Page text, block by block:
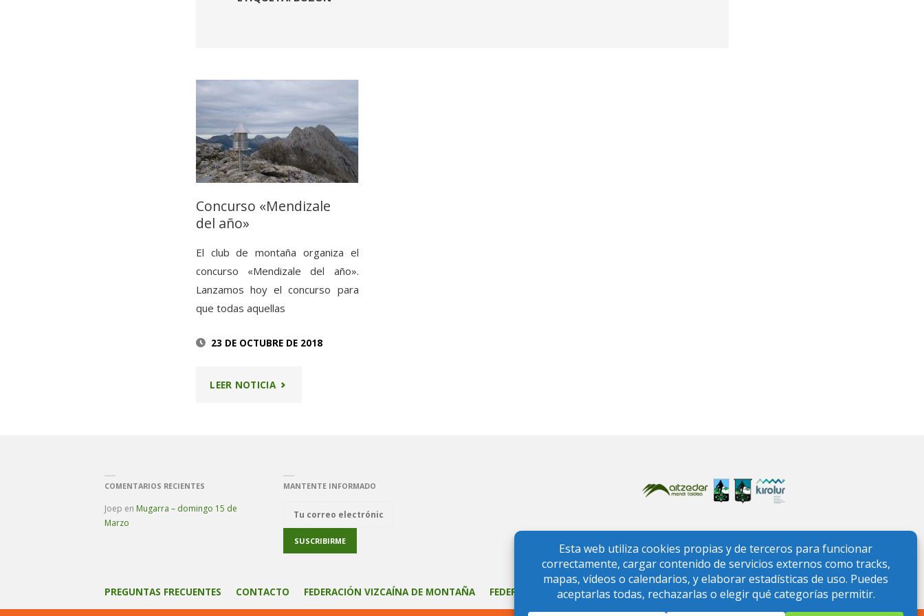
Concurso «Mendizale
del año»
El club de montaña organiza el
concurso «Mendizale del año».
Lanzamos hoy el concurso para
que todas aquellas
23 DE OCTUBRE DE 2018
LEER NOTICIA"CONCURSO
AÑO»"
COMENTARIOS RECIENTES
Joep en Mugarra – domingo 15 de
Marzo
MANTENTE INFORMADO
PREGUNTAS FRECUENTES CONTACTO FEDERACIÓN VIZCAÍNA DE MONTAÑA FEDERACIÓN VASCA DE MONTAÑA